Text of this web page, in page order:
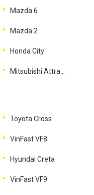
Mazda 6
Mazda 2
Honda City
Toyota Cross
VinFast VF8
Hyundai Creta
VinFast VF9